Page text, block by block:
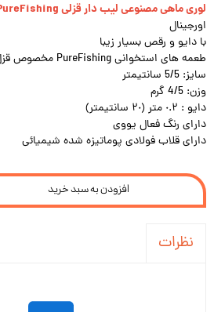
لوری ماهی مصنوعی لیب دار قزلی PureFishing
اورجینال
با دایو و رقص بسیار زیبا
طعمه هاى استخوانى PureFishing مخصوص قزل گيرى
سايز: 5/5 سانتيمتر
وزن: 4/5 گرم
دايو : ٠.٢ متر (٢٠ سانتيمتر)
داراى رنگ فعال يووى
داراى قلاب فولادى پوماتيزه شده شيميائی
افزودن به سبد خرید
نظرات